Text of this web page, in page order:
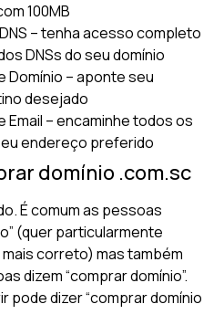
100MB
– tenha acesso completo
DNSs do seu domínio
Domínio – aponte seu
desejado
Email – encaminhe todos os
endereço preferido
domínio .com.sc
É comum as pessoas
(quer particularmente
correto) mas também
dizem “comprar domínio”.
dizer “comprar domínio